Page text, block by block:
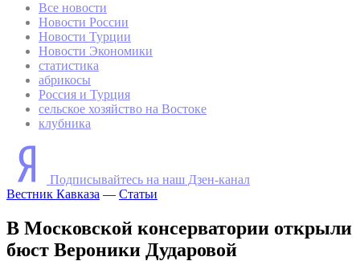
Все новости
Новости России
Новости Турции
Новости Экономики
статистика
абрикосы
Россия и Турция
сельское хозяйство на Востоке
клубника
Подписывайтесь на наш Дзен-канал
Вестник Кавказа — Статьи
В Московской консерватории открыли
бюст Вероники Дударовой